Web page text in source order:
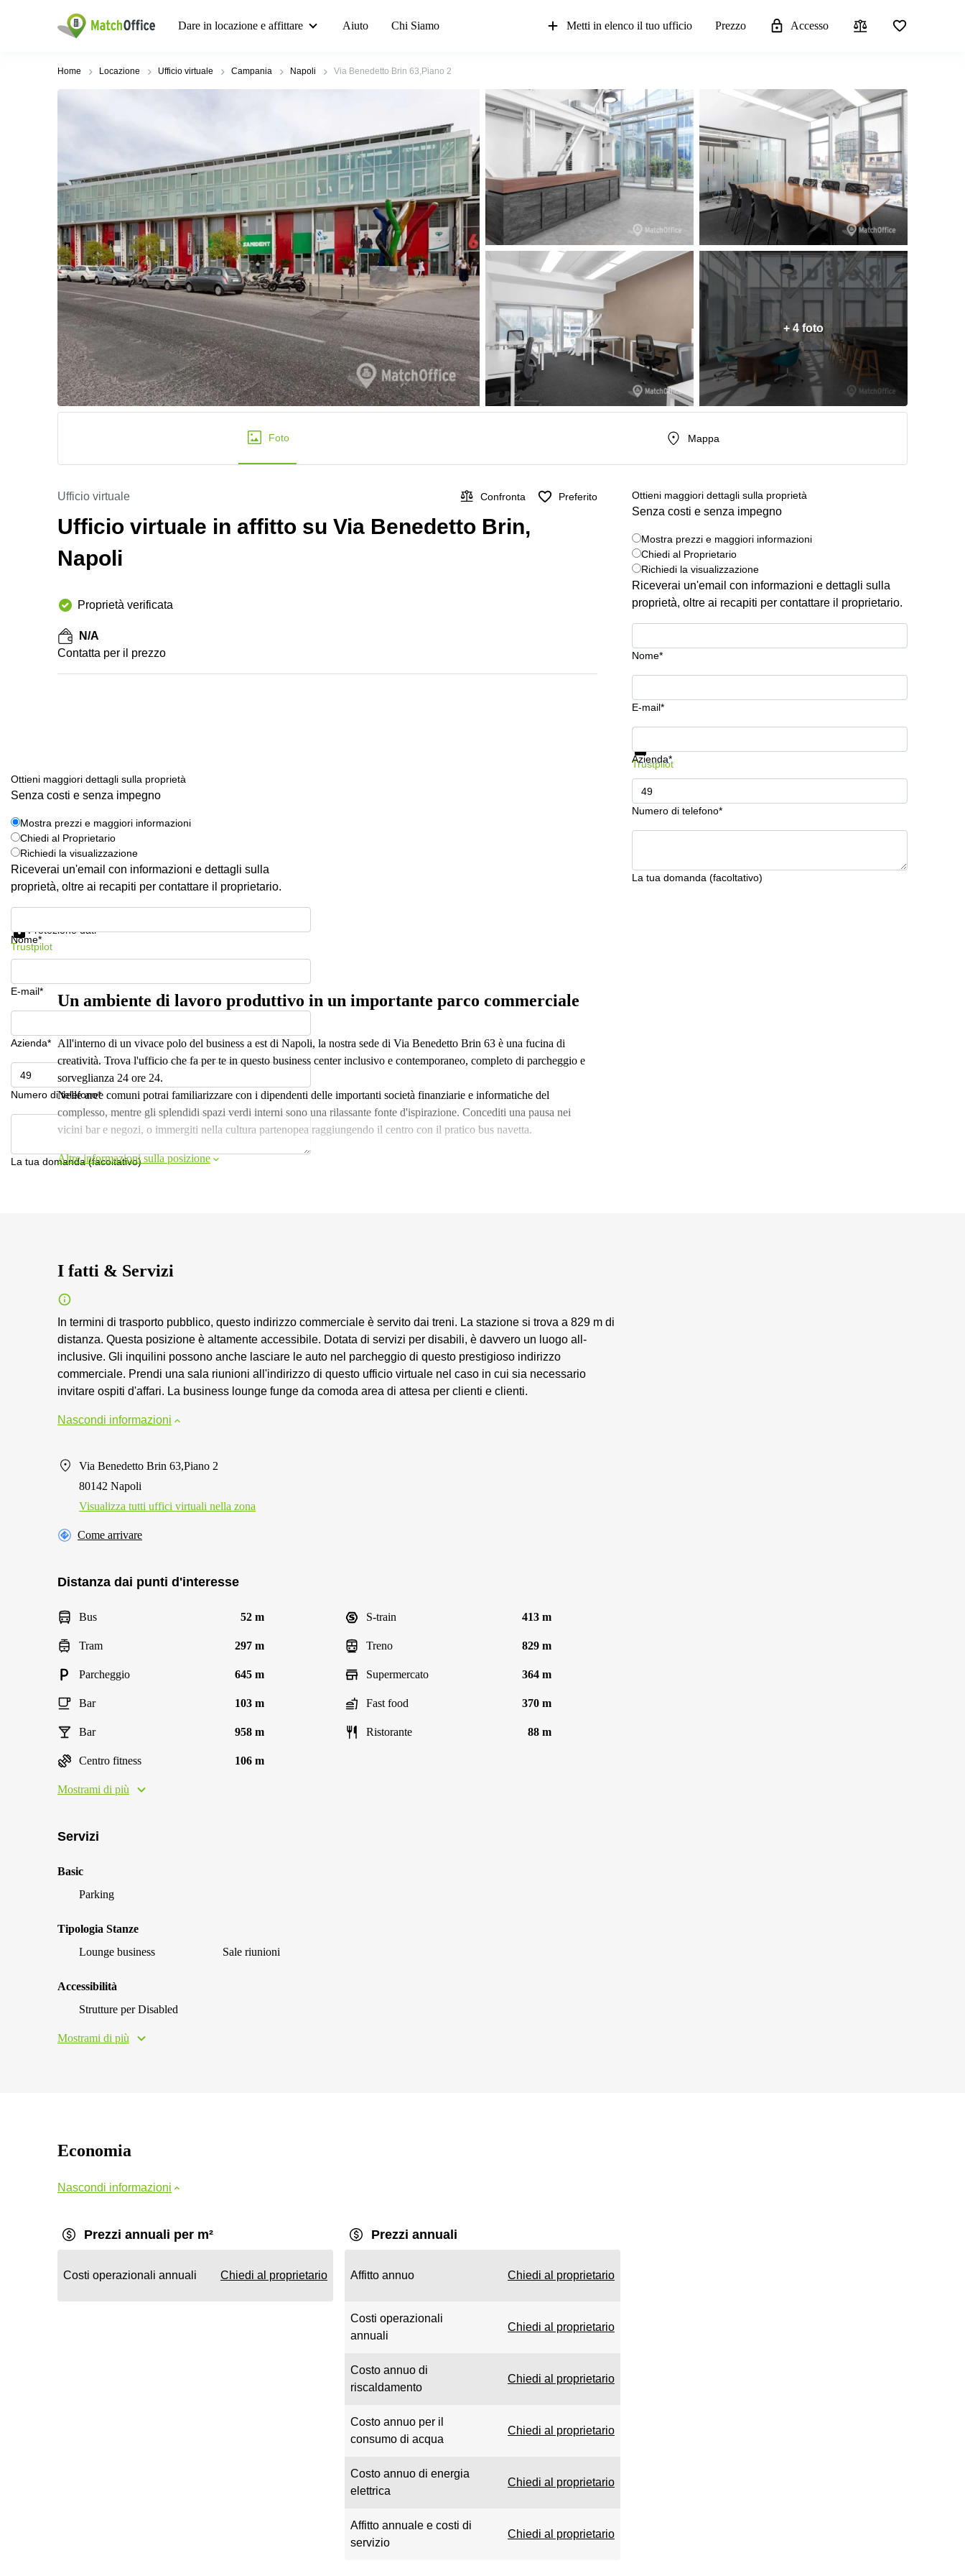
Dare in locazione e affittare Aiuto Chi Siamo Metti in elenco il tuo ufficio Prezzo Accesso
Home Locazione Ufficio virtuale Campania Napoli Via Benedetto Brin 63,Piano 2
+ 4 foto
Foto Mappa
Ufficio virtuale Confronta Preferito
Ufficio virtuale in affitto su Via Benedetto Brin,
Napoli
Proprietà verificata
N/A
Сontatta per il prezzo
Ottieni maggiori dettagli sulla proprietà
Senza costi e senza impegno
Mostra prezzi e maggiori informazioni
Chiedi al Proprietario
Richiedi la visualizzazione
Riceverai un'email con informazioni e dettagli sulla
proprietà, oltre ai recapiti per contattare il proprietario.
Nome*
E-mail*
Azienda*
Numero di telefono*
La tua domanda (facoltativo)
Mostra prezzi e maggiori informazioni
Trustpilot
Ottieni maggiori dettagli sulla proprietà
Senza costi e senza impegno
Mostra prezzi e maggiori informazioni
Chiedi al Proprietario
Richiedi la visualizzazione
Riceverai un'email con informazioni e dettagli sulla
proprietà, oltre ai recapiti per contattare il proprietario.
Nome*
E-mail*
Azienda*
Numero di telefono*
La tua domanda (facoltativo)
Protezione dati
Trustpilot
Un ambiente di lavoro produttivo in un importante parco commerciale
All'interno di un vivace polo del business a est di Napoli, la nostra sede di Via Benedetto Brin 63 è una fucina di
creatività. Trova l'ufficio che fa per te in questo business center inclusivo e contemporaneo, completo di parcheggio e
sorveglianza 24 ore 24.
Nelle aree comuni potrai familiarizzare con i dipendenti delle importanti società finanziarie e informatiche del
complesso, mentre gli splendidi spazi verdi interni sono una rilassante fonte d'ispirazione. Concediti una pausa nei
vicini bar e negozi, o immergiti nella cultura partenopea raggiungendo il centro con il pratico bus navetta.
Altre informazioni sulla posizione
I fatti & Servizi
In termini di trasporto pubblico, questo indirizzo commerciale è servito dai treni. La stazione si trova a 829 m di
distanza. Questa posizione è altamente accessibile. Dotata di servizi per disabili, è davvero un luogo all-
inclusive. Gli inquilini possono anche lasciare le auto nel parcheggio di questo prestigioso indirizzo
commerciale. Prendi una sala riunioni all'indirizzo di questo ufficio virtuale nel caso in cui sia necessario
invitare ospiti d'affari. La business lounge funge da comoda area di attesa per clienti e clienti.
Nascondi informazioni
Via Benedetto Brin 63,Piano 2
80142 Napoli
Visualizza tutti uffici virtuali nella zona
Come arrivare
Distanza dai punti d'interesse
Bus 52 m S-train 413 m
Tram 297 m Treno 829 m
Parcheggio 645 m Supermercato 364 m
Bar 103 m Fast food 370 m
Bar 958 m Ristorante 88 m
Centro fitness 106 m
Mostrami di più
Servizi
Basic
Parking
Tipologia Stanze
Lounge business
Sale riunioni
Accessibilità
Strutture per Disabled
Mostrami di più
Economia
Nascondi informazioni
Prezzi annuali per m²
Costi operazionali annuali Chiedi al proprietario
Prezzi annuali
Affitto annuo Chiedi al proprietario
Costi operazionali
annuali
Chiedi al proprietario
Costo annuo di
riscaldamento
Chiedi al proprietario
Costo annuo per il
consumo di acqua
Chiedi al proprietario
Costo annuo di energia
elettrica
Chiedi al proprietario
Affitto annuale e costi di
servizio
Chiedi al proprietario